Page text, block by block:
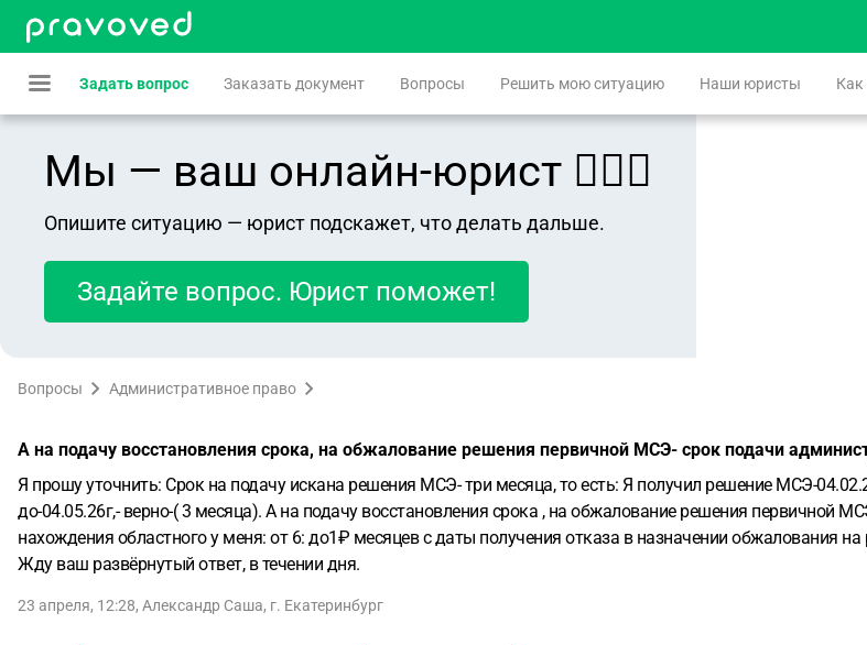
Задать вопрос Заказать документ Вопросы Решить мою ситуацию Наши юристы Как
Мы — ваш онлайн-юрист 👨🏻‍⚖️
Опишите ситуацию — юрист подскажет, что делать дальше.
Задайте вопрос. Юрист поможет!
Вопросы Административное право
А на подачу восстановления срока, на обжалование решения первичной МСЭ- срок подачи
Я прошу уточнить: Срок на подачу искана решения МСЭ- три месяца, то есть: Я получил решение МСЭ-
до-04.05.26г,- верно-( 3 месяца). А на подачу восстановления срока , на обжалование решения первичной
нахождения областного у меня: от 6: до1₽ месяцев с даты получения отказа в назначении обжалования
Жду ваш развёрнутый ответ, в течении дня.
23 апреля, 12:28, Александр Саша, г. Екатеринбург